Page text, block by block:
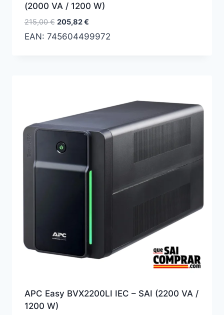
(2000 VA / 1200 W)
215,00€ El
precio
205,82€El
precio
EAN: 745604499972
APC Easy BVX2200LI IEC – SAI (2200 VA /
1200 W)